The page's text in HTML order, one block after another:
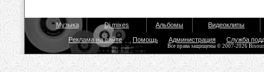
Музыка Dj mixes Альбомы Видеоклипы
Реклама на сайте Помощь Администрация Служба
Все права защищены © 2007-2026